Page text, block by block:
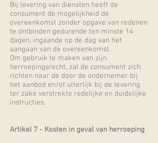
Bij levering van diensten heeft de
consument de mogelijkheid de
overeenkomst zonder opgave van redenen
te ontbinden gedurende ten minste 14
dagen, ingaande op de dag van het
aangaan van de overeenkomst.
Om gebruik te maken van zijn
herroepingsrecht, zal de consument zich
richten naar de door de ondernemer bij
het aanbod en/of uiterlijk bij de levering
ter zake verstrekte redelijke en duidelijke
instructies.
Artikel 7 - Kosten in geval van herroeping